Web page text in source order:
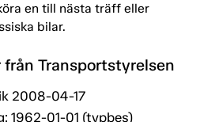
en till nästa träff eller
bilar.
Transportstyrelsen
2008-04-17
1962-01-01 (typbes)